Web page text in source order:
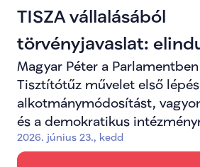
TISZA vállalásából
törvényjavaslat:
Tisztítótűz művelet
Magyar Péter a
Tisztítótűz művelet első
alkotmánymódosítást,
és a demokratikus
megerősítését.
2026. június 23., kedd